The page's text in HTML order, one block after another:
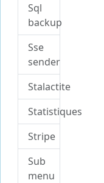
Sql
backup
Sse
sender
Stalactite
Statistiques
Stripe
Sub
menu